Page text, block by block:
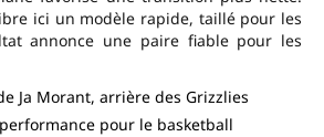
ici un modèle rapide, taillé pour les
annonce une paire fiable pour les
Ja Morant, arrière des Grizzlies
pour le basketball